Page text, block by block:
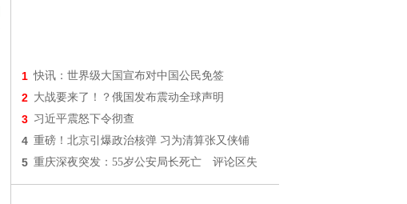
1 快讯：世界级大国宣布对中国公民免签
2 大战要来了！？俄国发布震动全球声明
3 习近平震怒下令彻查
4 重磅！北京引爆政治核弹 习为清算张又侠铺
5 重庆深夜突发：55岁公安局长死亡 评论区失